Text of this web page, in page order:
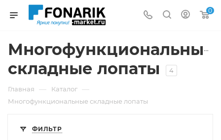
0
Многофункциональные
складные лопаты
4
Главная — Каталог —
Многофункциональные складные лопаты
ФИЛЬТР